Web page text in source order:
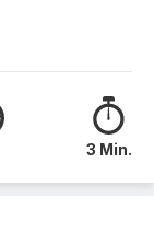
3 Min.